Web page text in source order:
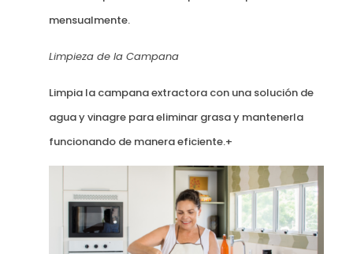
mensualmente.
Limpieza de la Campana
Limpia la campana extractora con una solución de
agua y vinagre para eliminar grasa y mantenerla
funcionando de manera eficiente.+